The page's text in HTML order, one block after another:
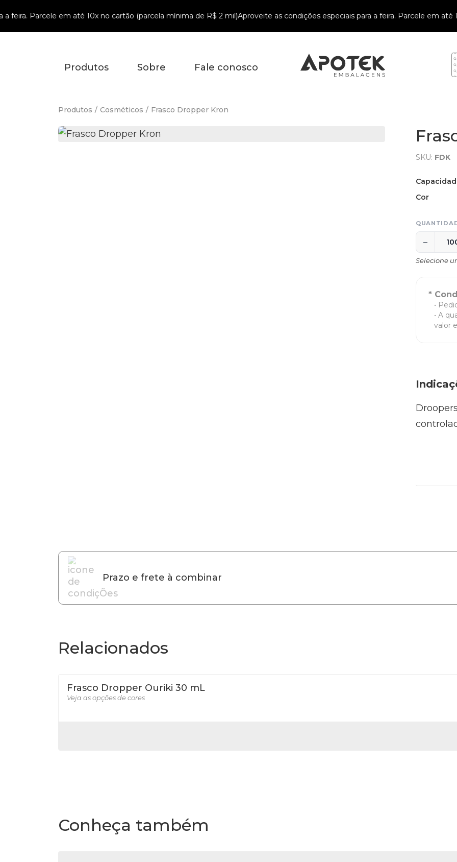
Parcele em até 10x no cartão (parcela mínima de R$ 2 mil) Aproveite as condições especiais para a feira. Parcele em até
Produtos Sobre Fale conosco
Produtos / Cosméticos / Frasco Dropper Kron
SKU: FDK
Cor
−
Selecione
*
A
valor
Prazo e frete à combinar
Relacionados
Frasco Dropper Ouriki 30 mL
Veja as opções de cores
Conheça também